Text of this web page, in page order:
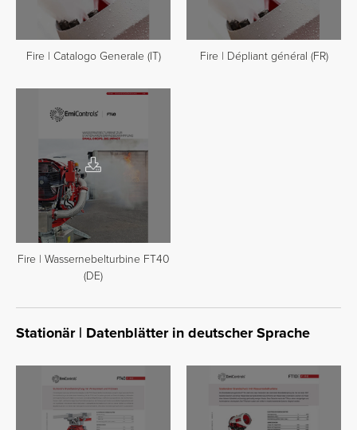
Fire | Catalogo Generale (IT) Fire | Dépliant général (FR)
Fire | Wassernebelturbine FT40
(DE)
Stationär | Datenblätter in deutscher Sprache